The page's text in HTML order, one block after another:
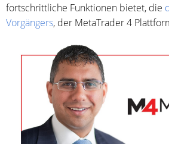
fortschrittliche Funktionen bietet, die
Vorgängers, der MetaTrader 4